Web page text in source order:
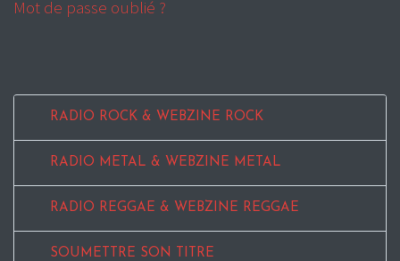
Mot de passe oublié ?
RADIO ROCK & WEBZINE ROCK
RADIO METAL & WEBZINE METAL
RADIO REGGAE & WEBZINE REGGAE
SOUMETTRE SON TITRE